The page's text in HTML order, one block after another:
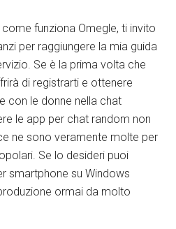
funziona Omegle, ti invito
per raggiungere la mia guida
Se è la prima volta che
di registrarti e ottenere
con le donne nella chat
le app per chat random non
ne sono veramente molte per
Se lo desideri puoi
smartphone su Windows
ormai da molto